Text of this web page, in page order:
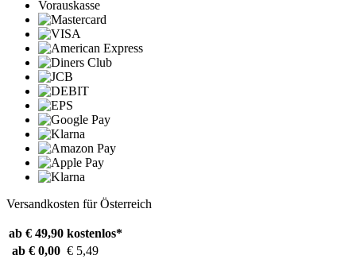
Vorauskasse
Versandkosten für Österreich
ab € 49,90 kostenlos*
ab € 0,00 € 5,49